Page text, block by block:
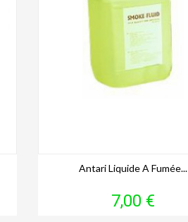
Antari Liquide A Fumée...
Prix
7,00 €